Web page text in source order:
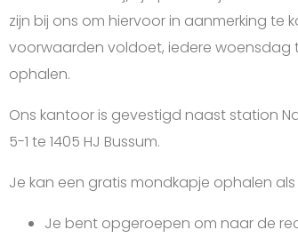
zijn bij ons om hiervoor in aanmerking te
voorwaarden voldoet, iedere woensdag
ophalen.
Ons kantoor is gevestigd naast station
5-1 te 1405 HJ Bussum.
Je kan een gratis mondkapje ophalen
Je bent opgeroepen om naar de